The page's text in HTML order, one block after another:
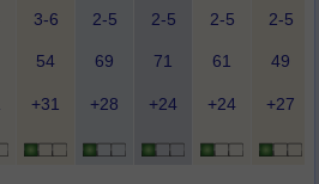
3-6
2-5
2-5
2-5
2-5
54 69 71 61 49
+31 +28 +24 +24 +27